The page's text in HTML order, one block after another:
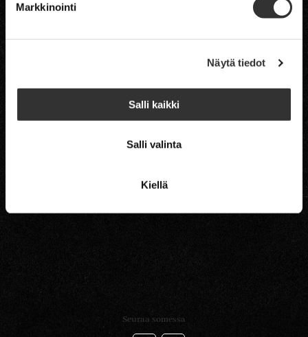
Markkinointi
Näytä tiedot
Salli kaikki
Salli valinta
Kiellä
Tietosuoja ja evästekäytäntö
Seuraa somessa